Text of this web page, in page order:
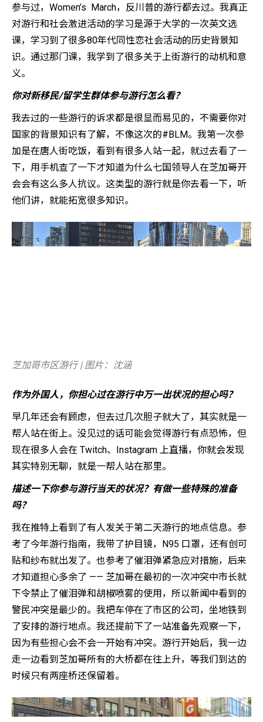
参与过，Women’s March，反川普的游行都去过。我真正
对游行和社会激进活动的学习是源于大学的一次英文选
课，学习到了很多80年代同性恋社会活动的历史背景知
识。通过那门课，我学到了很多关于上街游行的动机和意
义。
你对新移民/留学生群体参与游行怎么看？
我去过的一些游行的诉求都是很显而易见的，不需要你对
国家的背景知识有了解，不像这次的#BLM。我第一次参
加是在唐人街吃饭，看到有很多人站一起，就过去看了一
下，用手机查了一下才知道为什么七国领导人在芝加哥开
会会有这么多人抗议。这类型的游行就是你去看一下，听
他们讲，就能拓宽很多知识。
芝加哥市区游行 | 图片：沈涵
作为外国人，你担心过在游行中万一出状况的担心吗？
早几年还会有顾虑，但去过几次胆子就大了，其实就是一
帮人站在街上。没见过的话可能会觉得游行有点恐怖，但
现在很多人会在 Twitch、Instagram 上直播，你就会发现
其实特别无聊，就是一帮人站在那里。
描述一下你参与游行当天的状况？有做一些特殊的准备
吗？
我在推特上看到了有人发关于第二天游行的地点信息。参
考了今年游行指南，我带了护目镜，N95 口罩，还有创可
贴和纱布就出发了。也参考了催泪弹紧急应对措施，后来
才知道担心多余了 —— 芝加哥在最初的一次冲突中市长就
下令禁止了催泪弹和胡椒喷雾的使用，所以新闻中看到的
警民冲突是最少的。我把车停在了市区的公司，坐地铁到
了安排的游行地点。我还提前下了一站准备先观察一下，
因为有些担心会不会一开始有冲突。游行开始后，我一边
走一边看到芝加哥所有的大桥都在往上升，等我们到达的
时候只有两座桥还保留着。